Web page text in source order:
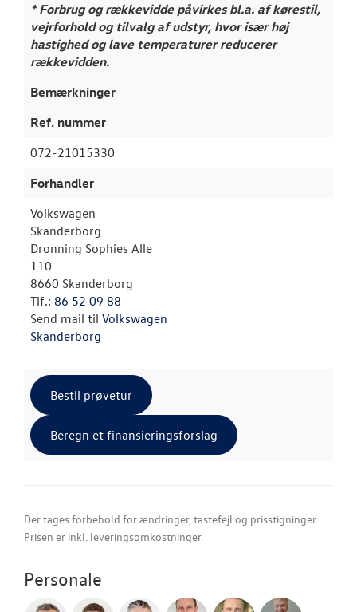
* Forbrug og rækkevidde påvirkes bl.a. af kørestil,
vejrforhold og tilvalg af udstyr, hvor især høj
hastighed og lave temperaturer reducerer
rækkevidden.
Bemærkninger
Ref. nummer
072-21015330
Forhandler
Volkswagen
Skanderborg
Dronning Sophies Alle
110
8660 Skanderborg
Tlf.: 86 52 09 88
Send mail til Volkswagen
Skanderborg
Bestil prøvetur
Beregn et finansieringsforslag
Der tages forbehold for ændringer, tastefejl og prisstigninger.
Prisen er inkl. leveringsomkostninger.
Personale